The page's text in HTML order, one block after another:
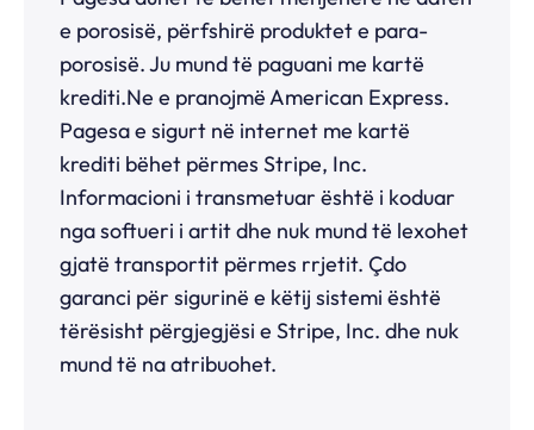
e porosisë, përfshirë produktet e para-
porosisë. Ju mund të paguani me kartë
krediti.Ne e pranojmë American Express.
Pagesa e sigurt në internet me kartë
krediti bëhet përmes Stripe, Inc.
Informacioni i transmetuar është i koduar
nga softueri i artit dhe nuk mund të lexohet
gjatë transportit përmes rrjetit. Çdo
garanci për sigurinë e këtij sistemi është
tërësisht përgjegjësi e Stripe, Inc. dhe nuk
mund të na atribuohet.